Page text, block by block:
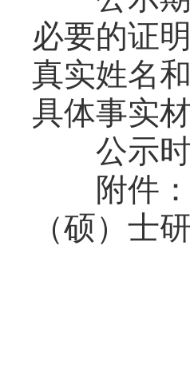
必要的证
真实姓名
具体事实
公示时
附件：
（硕）士